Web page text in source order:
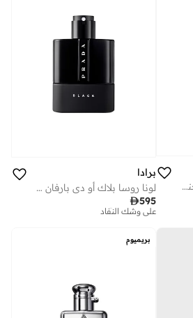
عطر أفنان 9 بي إم ريبل للجنسين، 100 مل
برادا
لونا روسا بلاك أو دي بارفان 100 مل
595
توصيل مجاني
على وشك النفاد
توصيل مجاني
بريميوم